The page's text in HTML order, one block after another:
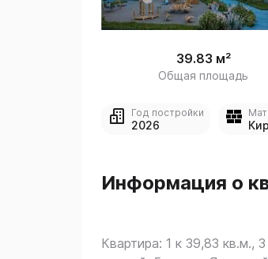
39.83 м²
Общая площадь
Год постройки
2026
Информация о
Квартира: 1 к 39,83 кв.м.,